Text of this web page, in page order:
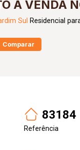
A VENDA
Sul Residencial
Comparar
83184
Referência